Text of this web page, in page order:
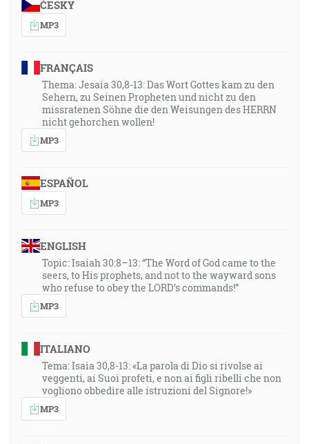
ČESKY
MP3
FRANÇAIS
Thema: Jesaia 30,8-13: Das Wort Gottes kam zu den
Sehern, zu Seinen Propheten und nicht zu den
missratenen Söhne die den Weisungen des HERRN
nicht gehorchen wollen!
MP3
ESPAÑOL
MP3
ENGLISH
Topic: Isaiah 30:8–13: “The Word of God came to the
seers, to His prophets, and not to the wayward sons
who refuse to obey the LORD’s commands!”
MP3
ITALIANO
Tema: Isaia 30,8-13: «La parola di Dio si rivolse ai
veggenti, ai Suoi profeti, e non ai figli ribelli che non
vogliono obbedire alle istruzioni del Signore!»
MP3